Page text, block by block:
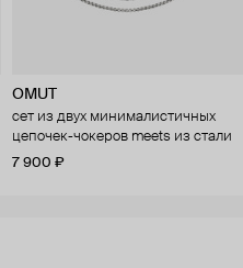
OMUT
сет из двух минималистичных
цепочек-чокеров meets из стали
7 900 ₽